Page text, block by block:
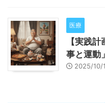
医療
【実践
事と運動
2025/10/